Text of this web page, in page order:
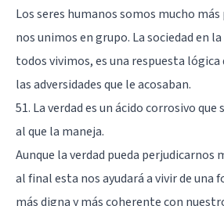
Los seres humanos somos mucho
nos unimos en grupo. La sociedad en
todos vivimos, es una respuesta
las adversidades que le acosaban.
51. La verdad es un ácido corrosivo
al que la maneja.
Aunque la verdad pueda
al final esta nos ayudará a vivir de una
más digna y más coherente con